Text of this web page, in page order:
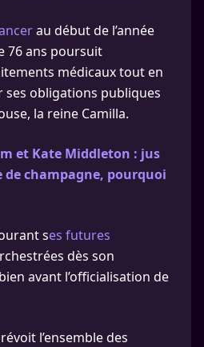
au début de l’année
76 ans poursuit
médicaux tout en
ses obligations publiques
la reine Camilla.
et Kate Middleton : jus
de champagne, pourquoi
ses futures
dès son
avant l’officialisation de
l’ensemble des